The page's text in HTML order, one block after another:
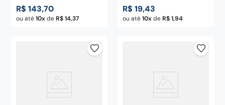
R$ 143,70
ou até10 deR$ 14,37
Tramontina
R$ 19,43
ou até10 deR$ 1,94